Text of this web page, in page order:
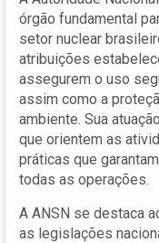
órgão fundamental
setor nuclear
atribuições
assegurem o uso
assim como a
ambiente. Sua
que orientem as
práticas que
todas as operações.
A ANSN se destaca
as legislações